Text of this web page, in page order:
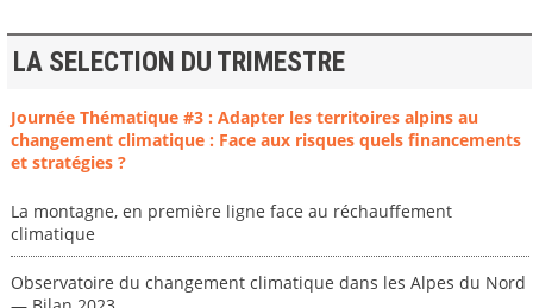
LA SELECTION DU TRIMESTRE
Journée Thématique #3 : Adapter les territoires alpins au
changement climatique : Face aux risques quels financements
et stratégies ?
La montagne, en première ligne face au réchauffement
climatique
Observatoire du changement climatique dans les Alpes du Nord